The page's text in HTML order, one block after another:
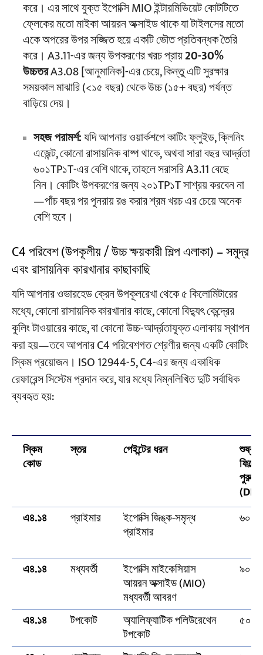
করে। এর সাথে যুক্ত ইপোক্সি MIO ইন্টারমিডিয়েট কোটটিতে
ফ্লেকের মতো মাইকা আয়রন অক্সাইড থাকে যা টাইলসের মতো
একে অপরের উপর সজ্জিত হয়ে একটি ভৌত প্রতিবন্ধক তৈরি
করে। A3.11-এর জন্য উপকরণের খরচ প্রায়20-30%
উচ্চতরA3.08 [আনুমানিক]-এর চেয়ে, কিন্তু এটি সুরক্ষার
সময়কাল মাঝারি (<১৫ বছর) থেকে উচ্চ (১৫+ বছর) পর্যন্ত
বাড়িয়ে দেয়।
সহজ পরামর্শ:যদি আপনার ওয়ার্কশপে কাটিং ফ্লুইড, ক্লিনিং
এজেন্ট, কোনো রাসায়নিক বাষ্প থাকে, অথবা সারা বছর আর্দ্রতা
৬০১TP১T-এর বেশি থাকে, তাহলে সরাসরি A3.11 বেছে
নিন। কোটিং উপকরণের জন্য ২০১TP১T সাশ্রয় করবেন না
—পাঁচ বছর পর পুনরায় রঙ করার শ্রম খরচ এর চেয়ে অনেক
বেশি হবে।
C4 পরিবেশ (উপকূলীয় / উচ্চ ক্ষয়কারী শিল্প এলাকা) – সমুদ্র
এবং রাসায়নিক কারখানার কাছাকাছি
যদি আপনার ওভারহেড ক্রেন উপকূলরেখা থেকে ৫ কিলোমিটারের
মধ্যে, কোনো রাসায়নিক কারখানার কাছে, কোনো বিদ্যুৎ কেন্দ্রের
কুলিং টাওয়ারের কাছে, বা কোনো উচ্চ-আর্দ্রতাযুক্ত এলাকায় স্থাপন
করা হয়—তবে আপনার C4 পরিবেশগত শ্রেণীর জন্য একটি কোটিং
স্কিম প্রয়োজন। ISO 12944-5, C4-এর জন্য একাধিক
রেফারেন্স সিস্টেম প্রদান করে, যার মধ্যে নিম্নলিখিত দুটি সর্বাধিক
ব্যবহৃত হয়:
স্কিম
কোড
স্তর পেইন্টের ধরন শুষ্ক
ফিল্মের
পুরুত্ব
এ৪.১৪
প্রাইমার ইপোক্সি জিঙ্ক-সমৃদ্ধ
প্রাইমার
এ৪.১৪ মধ্যবর্তী ইপোক্সি মাইকেসিয়াস
আয়রন অক্সাইড (MIO)
মধ্যবর্তী আবরণ
এ৪.১৪ টপকোট অ্যালিফ্যাটিক পলিউরেথেন
টপকোট